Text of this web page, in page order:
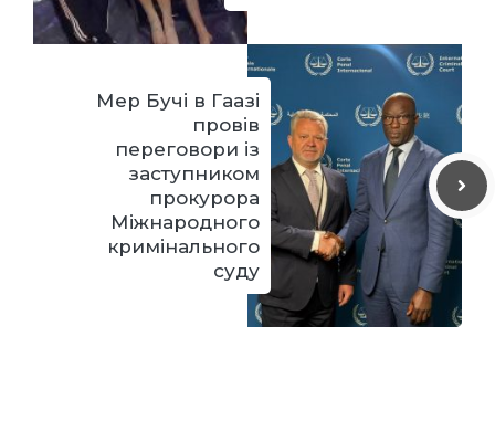
Мер Бучі в Гаазі
провів
переговори із
заступником
прокурора
Міжнародного
кримінального
суду